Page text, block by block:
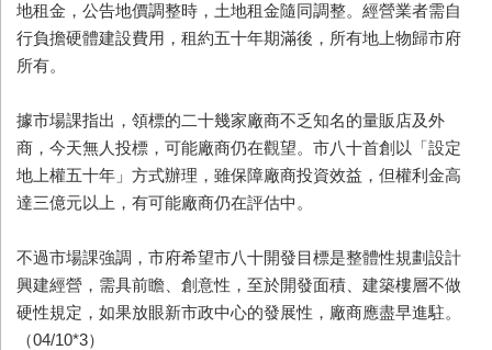
地租金，公告地價調整時，土地租金隨同調整。經營業者需自
行負擔硬體建設費用，租約五十年期滿後，所有地上物歸市府
所有。
據市場課指出，領標的二十幾家廠商不乏知名的量販店及外
商，今天無人投標，可能廠商仍在觀望。市八十首創以「設定
地上權五十年」方式辦理，雖保障廠商投資效益，但權利金高
達三億元以上，有可能廠商仍在評估中。
不過市場課強調，市府希望市八十開發目標是整體性規劃設計
興建經營，需具前瞻、創意性，至於開發面積、建築樓層不做
硬性規定，如果放眼新市政中心的發展性，廠商應盡早進駐。
（04/10*3）